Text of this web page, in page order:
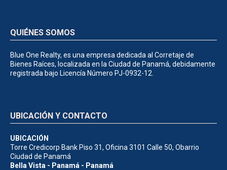
QUIÉNES SOMOS
Blue One Realty, es una empresa dedicada al Corretaje de
Bienes Raíces, localizada en la Ciudad de Panamá, debidamente
registrada bajo Licencía Número PJ-0932-12.
UBICACIÓN Y CONTACTO
UBICACIÓN
Torre Credicorp Bank Piso 31, Oficina 3101 Calle 50, Obarrio
Ciudad de Panamá
Bella Vista - Panamá - Panamá